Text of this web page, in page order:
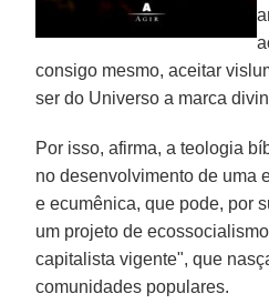
consigo mesmo, aceitar
ser do Universo a marca
Por isso, afirma, a teologia
no desenvolvimento de uma
e ecumênica, que pode, por
um projeto de
capitalista vigente", que
comunidades populares.